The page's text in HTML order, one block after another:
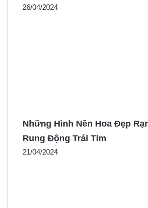
26/04/2024
Những Hình Nền Hoa Đẹp
Rung Động Trái Tim
21/04/2024